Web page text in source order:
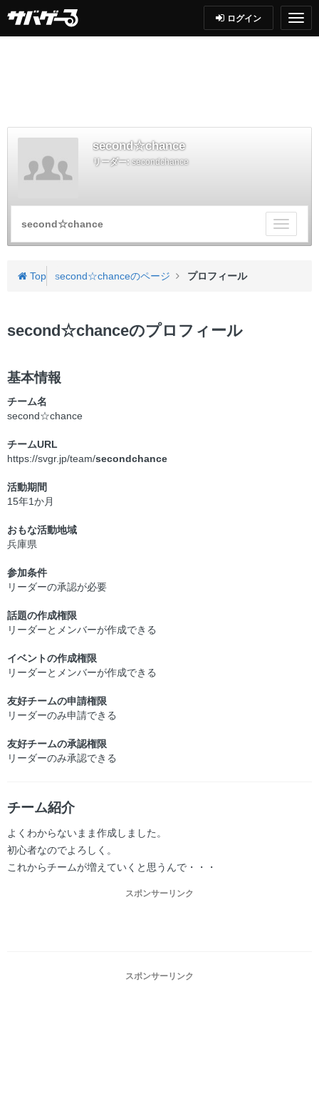
ログイン
second☆chance
リーダー: secondchance
チ
ー
second☆chance
Top second☆chanceのページ プロフィール
second☆chanceのプロフィール
基本情報
チーム名
second☆chance
チームURL
https://svgr.jp/team/secondchance
活動期間
15年1か月
おもな活動地域
兵庫県
参加条件
リーダーの承認が必要
話題の作成権限
リーダーとメンバーが作成できる
イベントの作成権限
リーダーとメンバーが作成できる
友好チームの申請権限
リーダーのみ申請できる
友好チームの承認権限
リーダーのみ承認できる
チーム紹介
よくわからないまま作成しました。
初心者なのでよろしく。
これからチームが増えていくと思うんで・・・
スポンサーリンク
スポンサーリンク